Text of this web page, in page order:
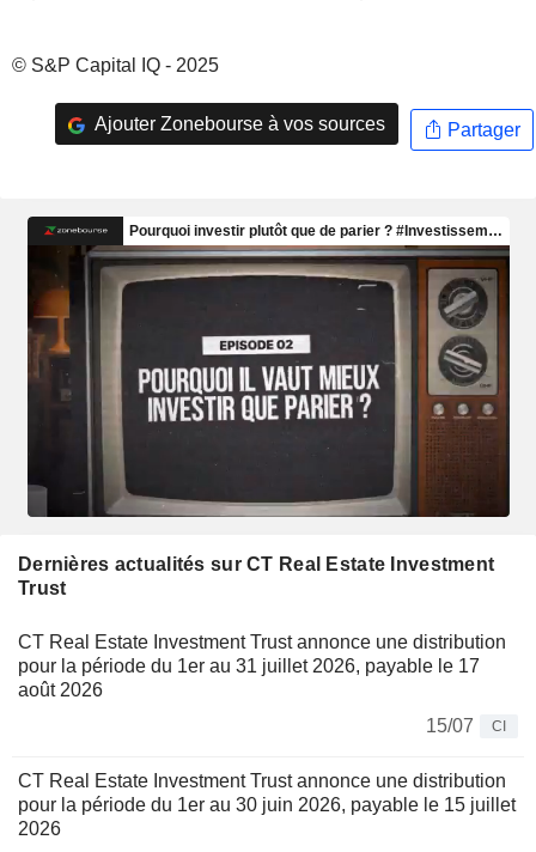
© S&P Capital IQ - 2025
Ajouter Zonebourse à vos sources Partager
Dernières actualités sur CT Real Estate Investment
Trust
CT Real Estate Investment Trust annonce une distribution
pour la période du 1er au 31 juillet 2026, payable le 17
août 2026
15/07
CI
CT Real Estate Investment Trust annonce une distribution
pour la période du 1er au 30 juin 2026, payable le 15 juillet
2026